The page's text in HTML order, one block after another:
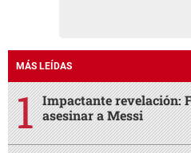
MÁS LEÍDAS
Impactante revelación:
asesinar a Messi